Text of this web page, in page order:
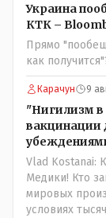
Назарбай
состав. Имя -
юывший
депутат
партии
Назарбая и
поста
Украина
КТК –
Прямо
как
Карачун 9
"Нигилизм в
вакцинации
Vlad Kostanai:
Медики! Кто
мировых
условиях